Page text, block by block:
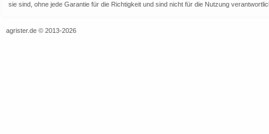
sie sind, ohne jede Garantie für die Richtigkeit und sind nicht für die Nutzung
agrister.de © 2013-2026